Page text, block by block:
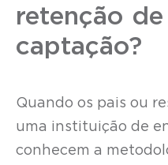
retenção
captação?
Quando os pais ou
uma instituição de
conhecem a